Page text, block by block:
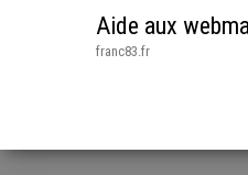
Aide aux
franc83.fr